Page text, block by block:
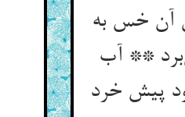
آن خس به
** آب
پیش خرد